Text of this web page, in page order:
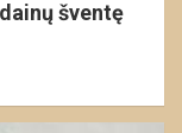
šventę